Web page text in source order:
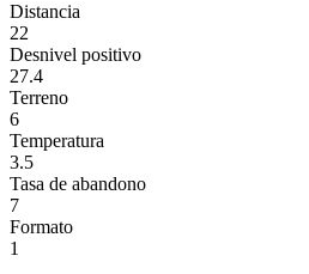
Distancia
22
Desnivel positivo
27.4
Terreno
6
Temperatura
3.5
Tasa de abandono
7
Formato
1